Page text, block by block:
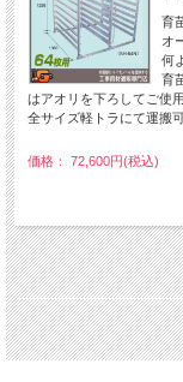
育
オ
何
育
はアオリを下ろしてご使
全サイズ軽トラにて運搬
価格： 72,600円(税込)